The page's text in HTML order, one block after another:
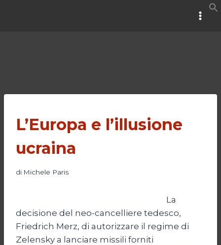
L’Europa e l’illusione
ucraina
di Michele Paris
La
decisione del neo-cancelliere tedesco,
Friedrich Merz, di autorizzare il regime di
Zelensky a lanciare missili forniti